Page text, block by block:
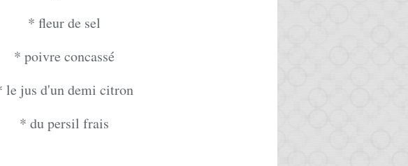
* fleur de sel
* poivre concassé
le jus d'un demi citron
* du persil frais